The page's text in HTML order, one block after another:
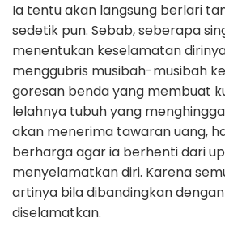
Ia tentu akan langsung berlari
sedetik pun. Sebab, seberapa
menentukan keselamatan
menggubris musibah-musibah
goresan benda yang membuat
lelahnya tubuh yang
akan menerima tawaran uang,
berharga agar ia berhenti dari
menyelamatkan diri. Karena
artinya bila dibandingkan
diselamatkan.